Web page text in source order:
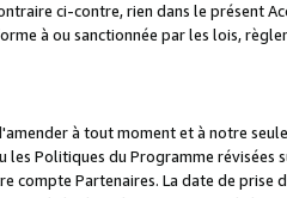
ci-contre, rien dans le présent
à ou sanctionnée par les lois,
à tout moment et à notre
les Politiques du Programme
compte Partenaires. La date de